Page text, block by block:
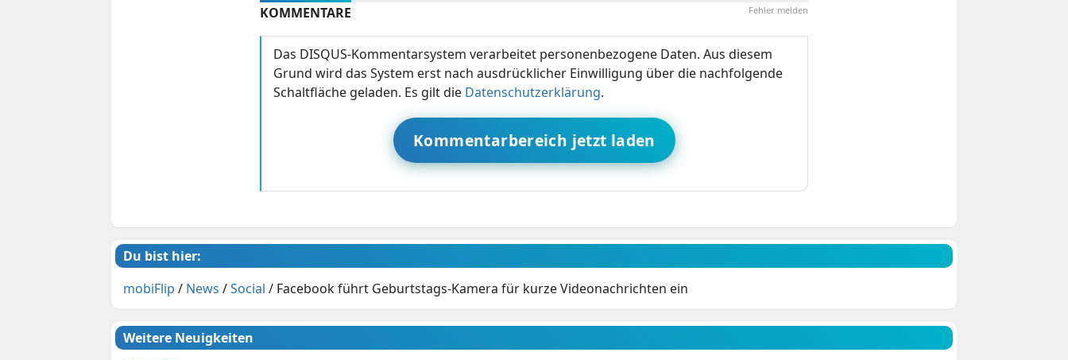
Fehler melden
KOMMENTARE
Das DISQUS-Kommentarsystem verarbeitet personenbezogene Daten. Aus diesem
Grund wird das System erst nach ausdrücklicher Einwilligung über die nachfolgende
Schaltfläche geladen. Es gilt die Datenschutzerklärung.
Kommentarbereich jetzt laden
Du bist hier:
mobiFlip / News /Social / Facebook führt Geburtstags-Kamera für kurze Videonachrichten ein
Weitere Neuigkeiten